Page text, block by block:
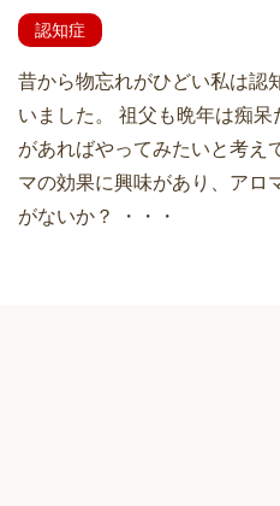
認知症
昔から物忘れがひどい私は認
いました。 祖父も晩年は痴
があればやってみたいと考え
マの効果に興味があり、アロ
がないか？ ・・・